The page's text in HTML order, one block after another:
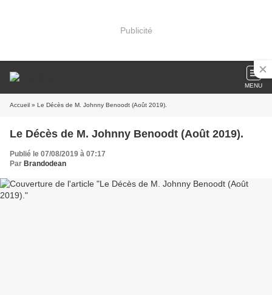
Publicité
MENU
Accueil » Le Décès de M. Johnny Benoodt (Août 2019).
Le Décès de M. Johnny Benoodt (Août 2019).
Publié le 07/08/2019 à 07:17
Par Brandodean